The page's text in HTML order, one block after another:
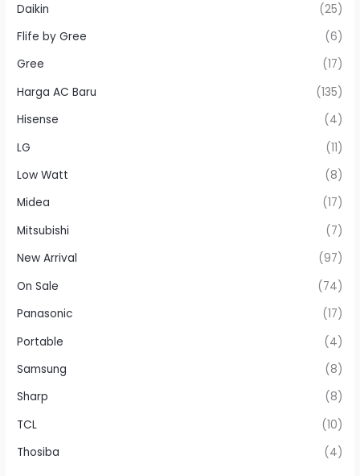
Daikin
(25)
Flife by Gree
(6)
Gree
(17)
Harga AC Baru
(135)
Hisense
(4)
LG
(11)
Low Watt
(8)
Midea
(17)
Mitsubishi
(7)
New Arrival
(97)
On Sale
(74)
Panasonic
(17)
Portable
(4)
Samsung
(8)
Sharp
(8)
TCL
(10)
Thosiba
(4)